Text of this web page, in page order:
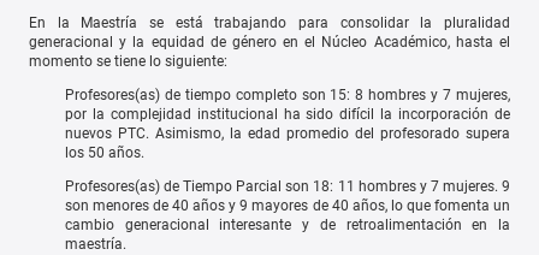
En la Maestría se está trabajando para consolidar la pluralidad
generacional y la equidad de género en el Núcleo Académico, hasta el
momento se tiene lo siguiente:
Profesores(as) de tiempo completo son 15: 8 hombres y 7 mujeres,
por la complejidad institucional ha sido difícil la incorporación de
nuevos PTC. Asimismo, la edad promedio del profesorado supera
los 50 años.
Profesores(as) de Tiempo Parcial son 18: 11 hombres y 7 mujeres. 9
son menores de 40 años y 9 mayores de 40 años, lo que fomenta un
cambio generacional interesante y de retroalimentación en la
maestría.